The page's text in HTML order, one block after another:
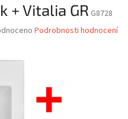
+ Vitalia GR G8728
Podrobnosti hodnocení